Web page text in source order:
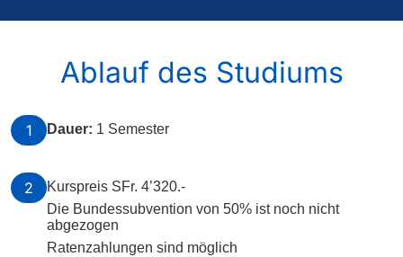
Ablauf des Studiums
1 Dauer: 1 Semester
2
Kurspreis SFr. 4’320.-
Die Bundessubvention von 50% ist noch nicht
abgezogen
Ratenzahlungen sind möglich